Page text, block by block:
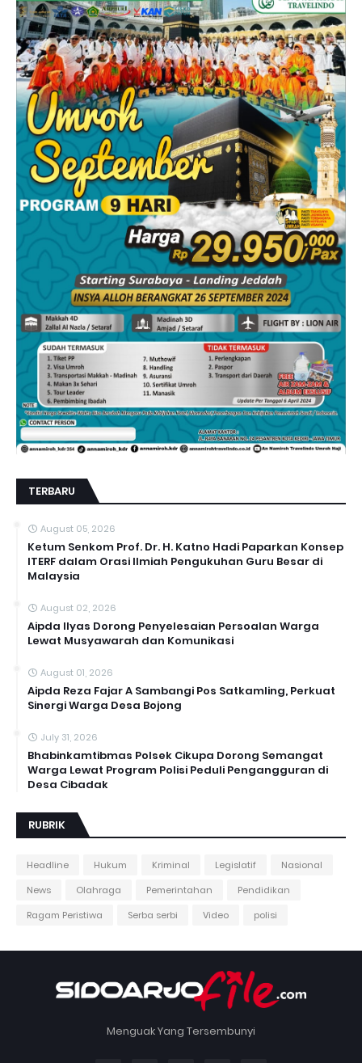
TERBARU
August 05, 2026
Ketum Senkom Prof. Dr. H. Katno Hadi Paparkan Konsep
ITERF dalam Orasi Ilmiah Pengukuhan Guru Besar di
Malaysia
August 02, 2026
Aipda Ilyas Dorong Penyelesaian Persoalan Warga
Lewat Musyawarah dan Komunikasi
August 01, 2026
Aipda Reza Fajar A Sambangi Pos Satkamling, Perkuat
Sinergi Warga Desa Bojong
July 31, 2026
Bhabinkamtibmas Polsek Cikupa Dorong Semangat
Warga Lewat Program Polisi Peduli Pengangguran di
Desa Cibadak
RUBRIK
Headline Hukum Kriminal Legislatif
Nasional
News
Olahraga Pemerintahan
Pendidikan
Ragam Peristiwa
Serba serbi Video polisi
Menguak Yang Tersembunyi